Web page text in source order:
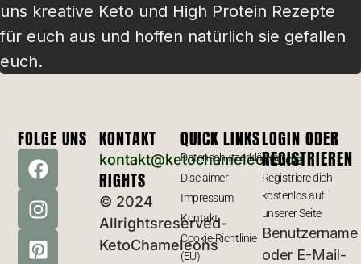
uns kreative Keto und High Protein Rezepte
für euch aus und hoffen natürlich sie gefallen
euch.
FOLGE UNS KONTAKT
kontakt@ketochameleons.de
RIGHTS
© 2024
Allrightsreserved-
KetoChameleons
QUICK LINKS
Datenschutzerklärung
Disclaimer
Impressum
Kontakt
Cookie-Richtlinie
(EU)
LOGIN ODER
REGISTRIEREN
Registriere dich
kostenlos auf
unserer Seite
Benutzername
oder E-Mail-